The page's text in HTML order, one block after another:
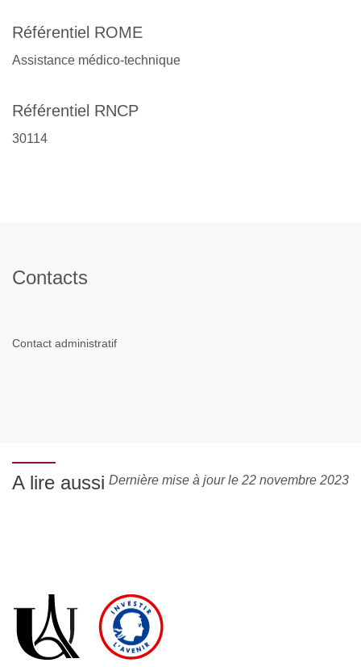
Référentiel ROME
Assistance médico-technique
Référentiel RNCP
30114
Contacts
Contact administratif
Dernière mise à jour le 22 novembre 2023
A lire aussi